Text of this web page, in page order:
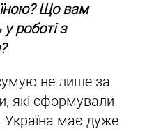
Що вам
роботі з
не лише за
які сформували
Україна має дуже